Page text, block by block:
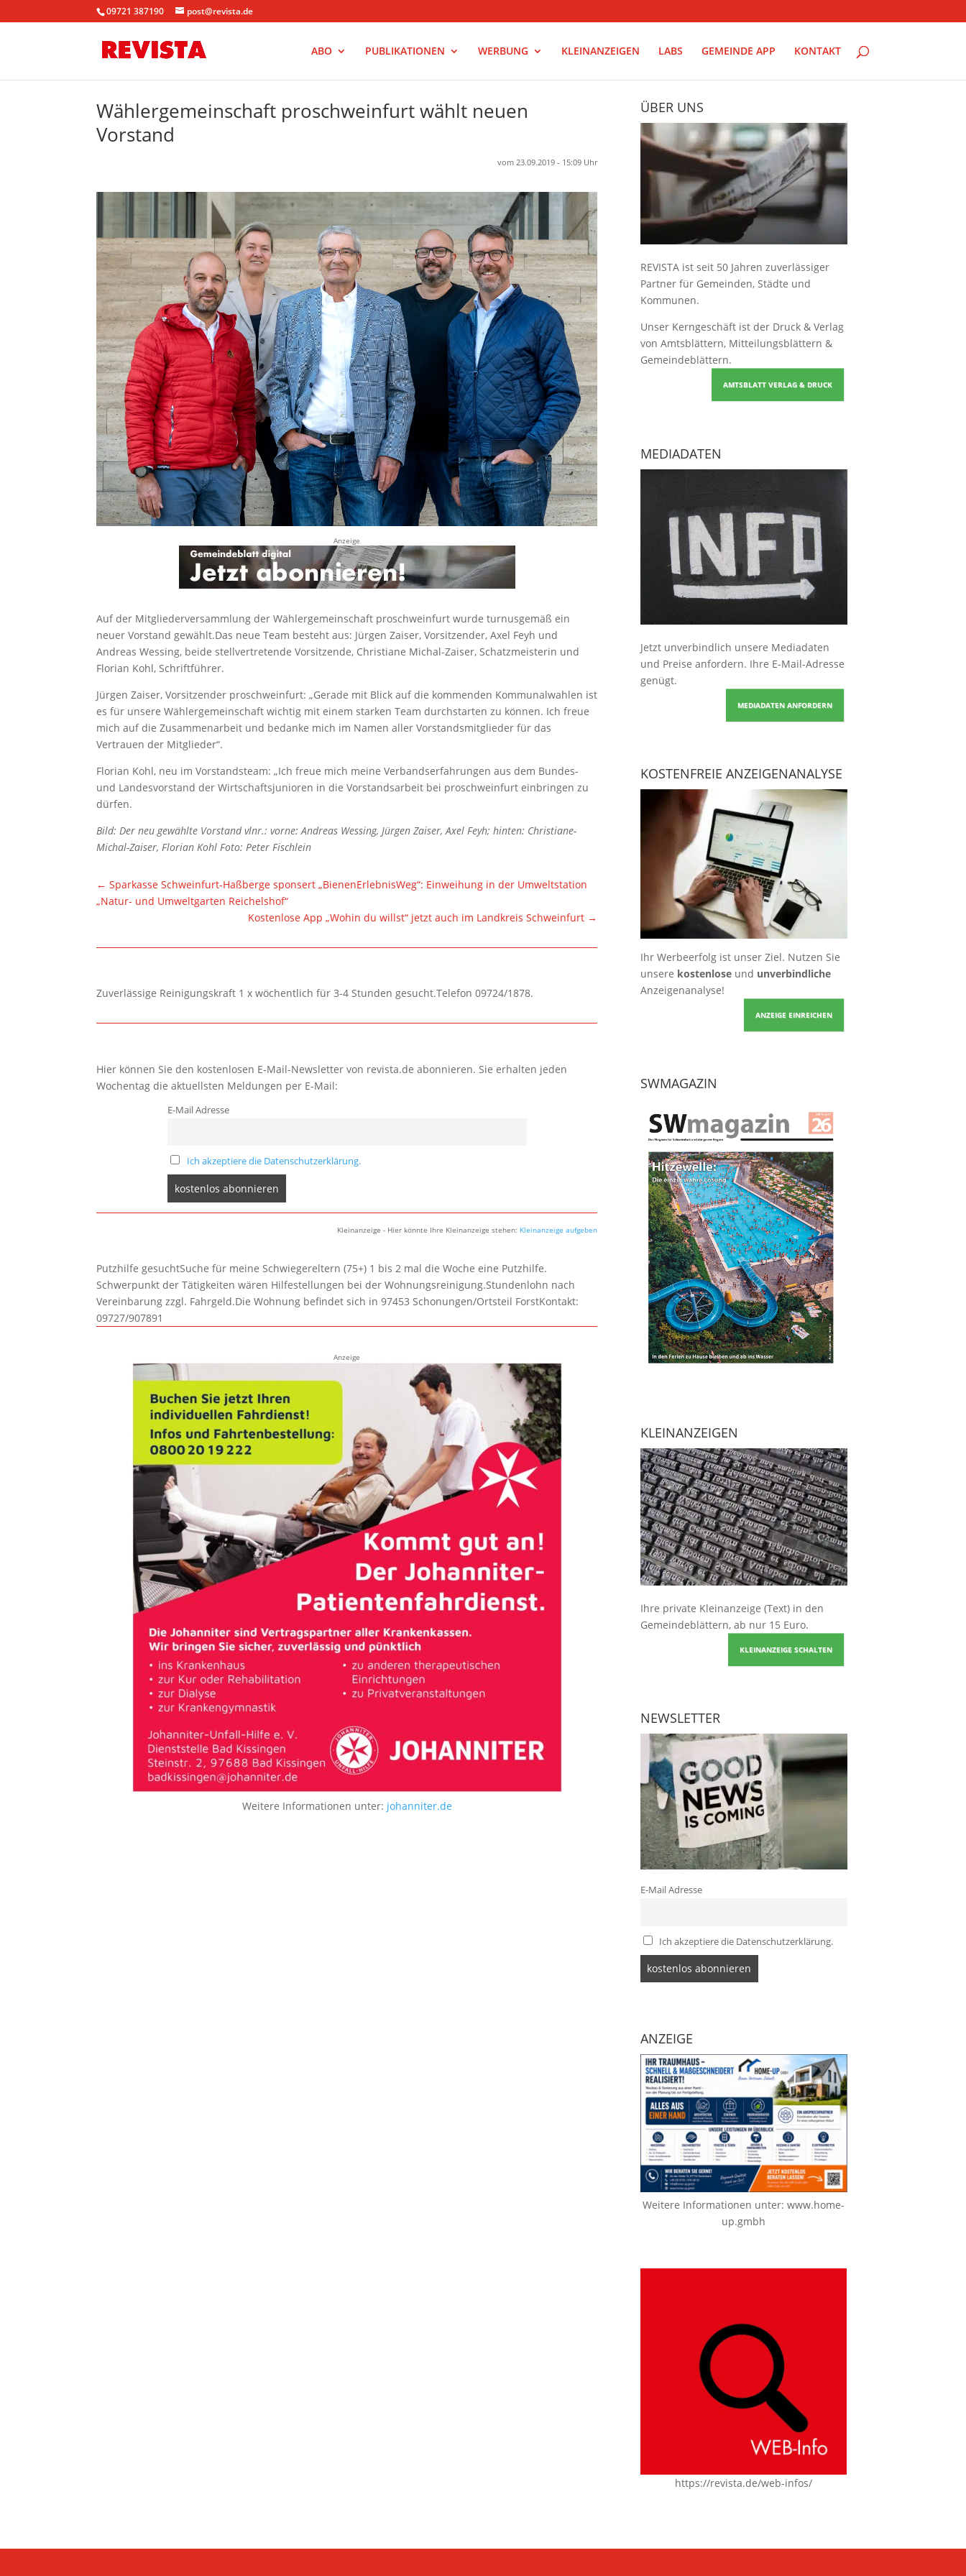
09721 387190 post@revista.de
ABO PUBLIKATIONEN WERBUNG KLEINANZEIGEN LABS GEMEINDE APP KONTAKT
Wählergemeinschaft proschweinfurt wählt neuen
Vorstand
vom 23.09.2019 - 15:09 Uhr
Anzeige
Auf der Mitgliederversammlung der Wählergemeinschaft proschweinfurt wurde turnusgemäß ein
neuer Vorstand gewählt.Das neue Team besteht aus: Jürgen Zaiser, Vorsitzender, Axel Feyh und
Andreas Wessing, beide stellvertretende Vorsitzende, Christiane Michal-Zaiser, Schatzmeisterin und
Florian Kohl, Schriftführer.
Jürgen Zaiser, Vorsitzender proschweinfurt: „Gerade mit Blick auf die kommenden Kommunalwahlen ist
es für unsere Wählergemeinschaft wichtig mit einem starken Team durchstarten zu können. Ich freue
mich auf die Zusammenarbeit und bedanke mich im Namen aller Vorstandsmitglieder für das
Vertrauen der Mitglieder“.
Florian Kohl, neu im Vorstandsteam: „Ich freue mich meine Verbandserfahrungen aus dem Bundes-
und Landesvorstand der Wirtschaftsjunioren in die Vorstandsarbeit bei proschweinfurt einbringen zu
dürfen.
Bild: Der neu gewählte Vorstand vlnr.: vorne: Andreas Wessing, Jürgen Zaiser, Axel Feyh; hinten: Christiane-
Michal-Zaiser, Florian Kohl Foto: Peter Fischlein
←Sparkasse Schweinfurt-Haßberge sponsert „BienenErlebnisWeg“: Einweihung in der Umweltstation
„Natur- und Umweltgarten Reichelshof“
Kostenlose App „Wohin du willst“ jetzt auch im Landkreis Schweinfurt →
Zuverlässige Reinigungskraft 1 x wöchentlich für 3-4 Stunden gesucht.Telefon 09724/1878.
Hier können Sie den kostenlosen E-Mail-Newsletter von revista.de abonnieren. Sie erhalten jeden
Wochentag die aktuellsten Meldungen per E-Mail:
E-Mail Adresse
Ich akzeptiere die Datenschutzerklärung.
Kleinanzeige - Hier könnte Ihre Kleinanzeige stehen: Kleinanzeige aufgeben
Putzhilfe gesuchtSuche für meine Schwiegereltern (75+) 1 bis 2 mal die Woche eine Putzhilfe.
Schwerpunkt der Tätigkeiten wären Hilfestellungen bei der Wohnungsreinigung.Stundenlohn nach
Vereinbarung zzgl. Fahrgeld.Die Wohnung befindet sich in 97453 Schonungen/Ortsteil ForstKontakt:
09727/907891
Anzeige
Weitere Informationen unter: johanniter.de
ÜBER UNS
REVISTA ist seit 50 Jahren zuverlässiger
Partner für Gemeinden, Städte und
Kommunen.
Unser Kerngeschäft ist der Druck & Verlag
von Amtsblättern, Mitteilungsblättern &
Gemeindeblättern.
AMTSBLATT VERLAG & DRUCK
MEDIADATEN
Jetzt unverbindlich unsere Mediadaten
und Preise anfordern. Ihre E-Mail-Adresse
genügt.
MEDIADATEN ANFORDERN
KOSTENFREIE ANZEIGENANALYSE
Ihr Werbeerfolg ist unser Ziel. Nutzen Sie
unsere kostenloseund unverbindliche
Anzeigenanalyse!
ANZEIGE EINREICHEN
SWMAGAZIN
KLEINANZEIGEN
Ihre private Kleinanzeige (Text) in den
Gemeindeblättern, ab nur 15 Euro.
KLEINANZEIGE SCHALTEN
NEWSLETTER
E-Mail Adresse
Ich akzeptiere die Datenschutzerklärung.
ANZEIGE
Weitere Informationen unter:www.home-
up.gmbh
https://revista.de/web-infos/